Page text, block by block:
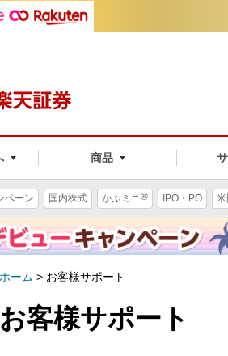
商品
ペーン 国内株式 かぶミニ® IPO・PO
ホーム > お客様サポート
お客様サポート